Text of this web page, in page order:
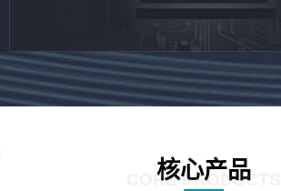
核心产品
CORE PRODUCTS